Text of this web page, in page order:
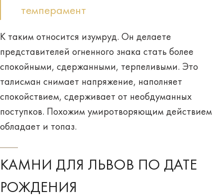
темперамент
К таким относится изумруд. Он делаете
представителей огненного знака стать более
спокойными, сдержанными, терпеливыми. Это
талисман снимает напряжение, наполняет
спокойствием, сдерживает от необдуманных
поступков. Похожим умиротворяющим действием
обладает и топаз.
КАМНИ ДЛЯ ЛЬВОВ ПО ДАТЕ
РОЖДЕНИЯ